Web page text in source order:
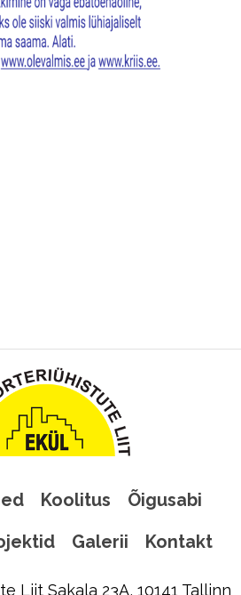
Koolitus
Õigusabi
Galerii Kontakt
Liit Sakala 23A, 10141 Tallinn